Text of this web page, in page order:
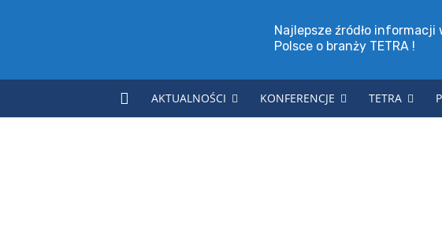
Najlepsze źródło informacji
Polsce o branży TETRA !
AKTUALNOŚCI KONFERENCJE TETRA